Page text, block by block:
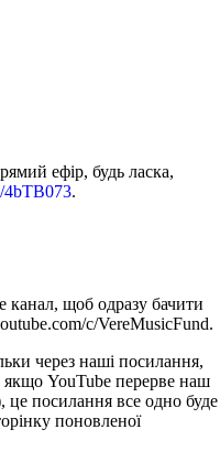
ефір, будь ласка,
4bTB073.
канал, щоб одразу бачити
c/VereMusicFund.
через наші посилання,
якщо YouTube перерве наш
це посилання все одно буде
поновленої